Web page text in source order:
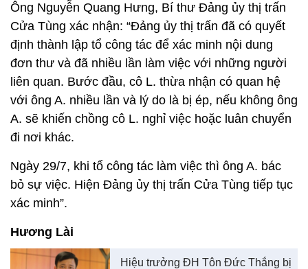
Ông Nguyễn Quang Hưng, Bí thư Đảng ủy thị trấn
Cửa Tùng xác nhận: “Đảng ủy thị trấn đã có quyết
định thành lập tổ công tác để xác minh nội dung
đơn thư và đã nhiều lần làm việc với những người
liên quan. Bước đầu, cô L. thừa nhận có quan hệ
với ông A. nhiều lần và lý do là bị ép, nếu không ông
A. sẽ khiến chồng cô L. nghỉ việc hoặc luân chuyển
đi nơi khác.
Ngày 29/7, khi tổ công tác làm việc thì ông A. bác
bỏ sự việc. Hiện Đảng ủy thị trấn Cửa Tùng tiếp tục
xác minh”.
Hương Lài
Hiệu trưởng ĐH Tôn Đức Thắng bị